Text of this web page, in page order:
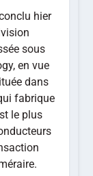
hier
sous
en vue
dans
fabrique
le plus